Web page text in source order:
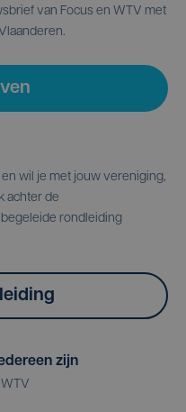
van Focus en WTV met
wil je met jouw vereniging,
achter de
rondleiding
zijn